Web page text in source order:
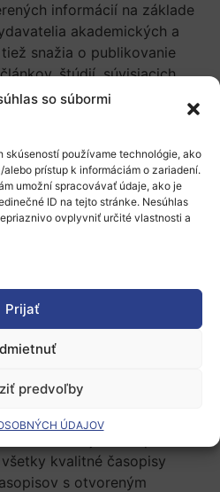
so súbormi
používame technológie, ako
prístup k informáciám o zariadení.
umožní spracovávať údaje, ako je
ID na tejto stránke. Nesúhlas
ovplyvniť určité vlastnosti a
Prijať
predvoľby
ÚDAJOV
informácií na základe
akademických a
snažia o publikovanie
štúdií, súvisiacich
prehľadov a
prinášajú aktuálne témy.
študentov) a informačných
možnosť hodnotiť a
s inými v konkrétnom
zamerania) pomocou
metrík a vizualizácií
v režime otvoreného
pre efektívne zhodnotenie
vedeckú komunikáciu.
požiadaviek a
indexáciu obsahu
kvalitné časopisy
s otvoreným